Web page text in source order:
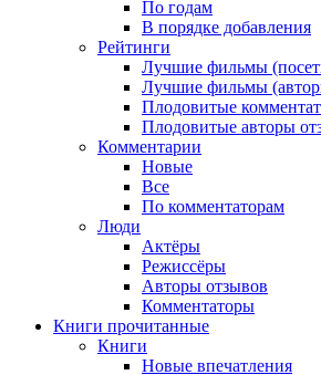
По годам
В порядке добавления
Рейтинги
Лучшие фильмы
Лучшие фильмы
Плодовитые
Плодовитые авторы
Комментарии
Новые
Все
По комментаторам
Люди
Актёры
Режиссёры
Авторы отзывов
Комментаторы
Книги прочитанные
Книги
Новые впечатления